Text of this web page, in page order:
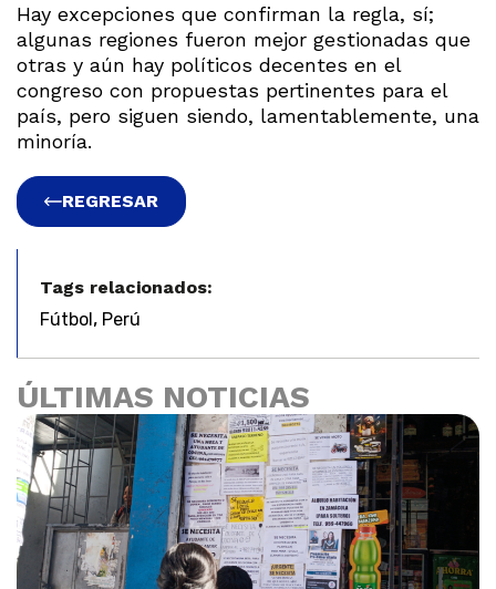
Hay excepciones que confirman la regla, sí;
algunas regiones fueron mejor gestionadas que
otras y aún hay políticos decentes en el
congreso con propuestas pertinentes para el
país, pero siguen siendo, lamentablemente, una
minoría.
REGRESAR
Tags relacionados:
Fútbol, Perú
ÚLTIMAS NOTICIAS